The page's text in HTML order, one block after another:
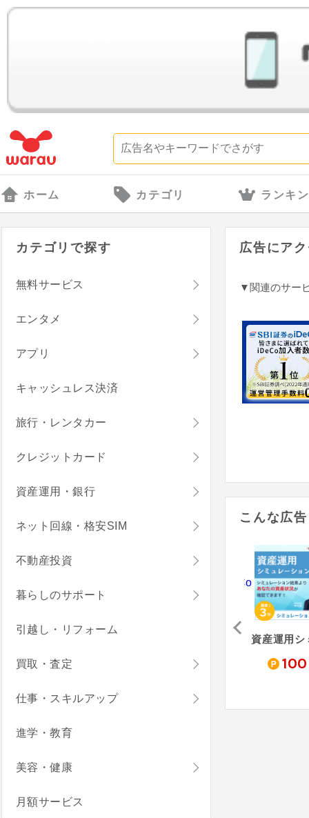
ホーム カテゴリ ランキ
広告にア
▼関連のサー
こんな広
3,000 5,600 100
カテゴリで探す
無料サービス
エンタメ
アプリ
キャッシュレス決済
旅行・レンタカー
クレジットカード
資産運用・銀行
ネット回線・格安SIM
不動産投資
暮らしのサポート
引越し・リフォーム
買取・査定
仕事・スキルアップ
進学・教育
美容・健康
月額サービス